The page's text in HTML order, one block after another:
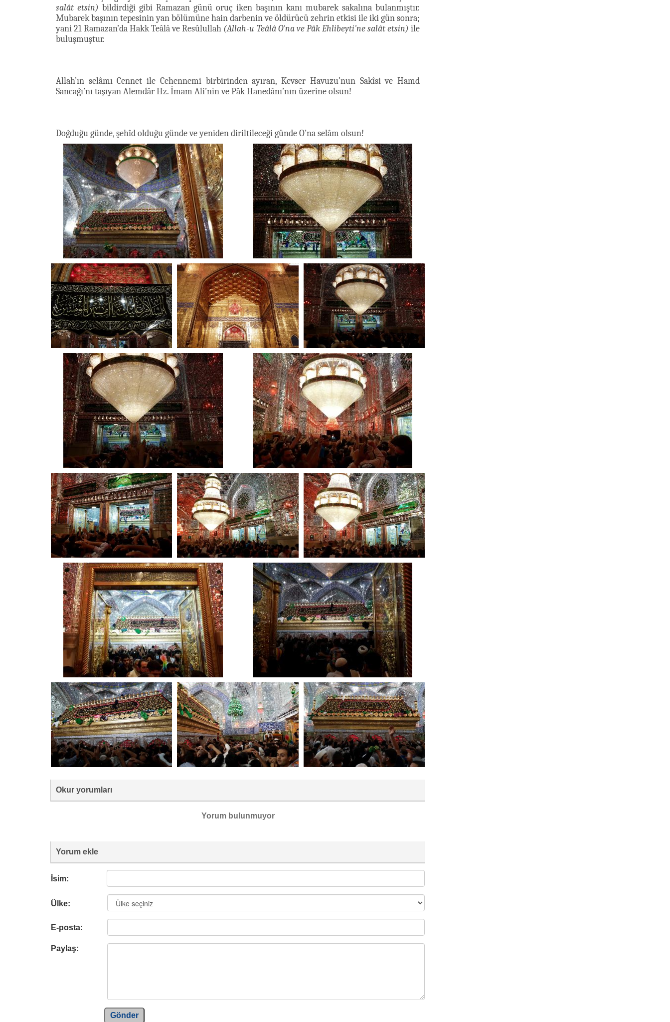
salât etsin) bildirdiği gibi Ramazan günü oruç iken başının kanı mubarek sakalına bulanmıştır.
Mubarek başının tepesinin yan bölümüne hain darbenin ve öldürücü zehrin etkisi ile iki gün sonra;
yani 21 Ramazan’da Hakk Teâlâ ve Resûlullah (Allah-u Teâlâ O'na ve Pâk Ehlibeyti'ne salât etsin) ile
buluşmuştur.
Allah’ın selâmı Cennet ile Cehennemi birbirinden ayıran, Kevser Havuzu’nun Sakîsi ve Hamd
Sancağı’nı taşıyan Alemdâr Hz. İmam Ali’nin ve Pâk Hanedânı’nın üzerine olsun!
Doğduğu günde, şehîd olduğu günde ve yeniden diriltileceği günde O’na selâm olsun!
Okur yorumları
Yorum bulunmuyor
Yorum ekle
İsim:
Ülke:
E-posta:
Paylaş:
Gönder